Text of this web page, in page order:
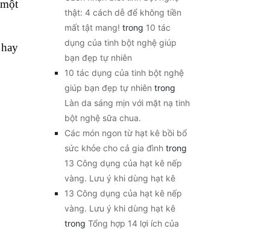
thật: 4 cách dễ để không tiền
mất tật mang! trong 10 tác
dụng của tinh bột nghệ giúp
bạn đẹp tự nhiên
10 tác dụng của tinh bột nghệ
giúp bạn đẹp tự nhiên trong
Làn da sáng mịn với mặt nạ tinh
bột nghệ sữa chua.
Các món ngon từ hạt kê bồi bổ
sức khỏe cho cả gia đình trong
13 Công dụng của hạt kê nếp
vàng. Lưu ý khi dùng hạt kê
13 Công dụng của hạt kê nếp
vàng. Lưu ý khi dùng hạt kê
trong Tổng hợp 14 lợi ích của